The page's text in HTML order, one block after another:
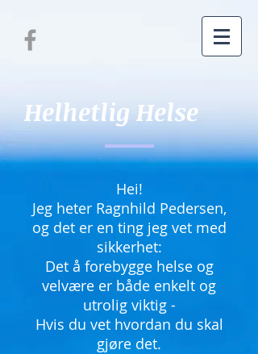
Helhetlig Helse
Hei!
Jeg heter Ragnhild Pedersen,
og det er en ting jeg vet med
sikkerhet:
Det å forebygge helse og
velvære er både enkelt og
utrolig viktig -
Hvis du vet hvordan du skal
gjøre det.